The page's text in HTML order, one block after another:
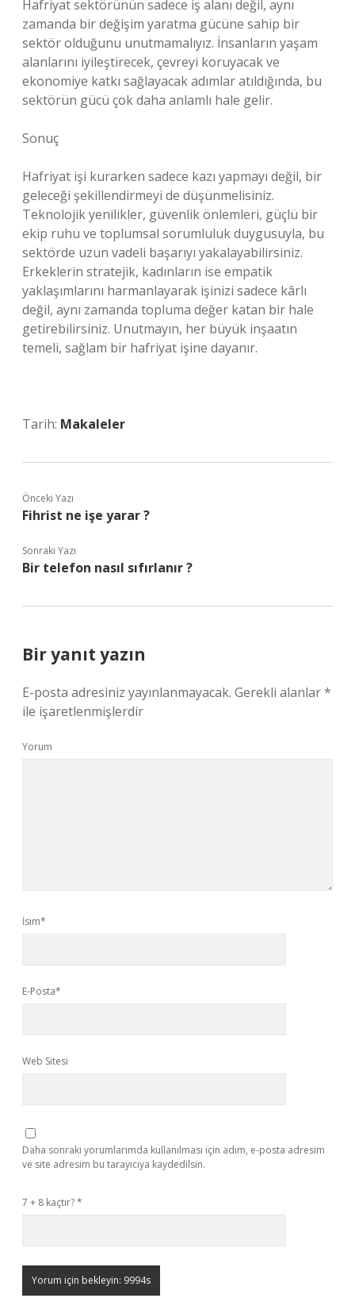
Hafriyat sektörünün sadece iş alanı değil, aynı
zamanda bir değişim yaratma gücüne sahip bir
sektör olduğunu unutmamalıyız. İnsanların yaşam
alanlarını iyileştirecek, çevreyi koruyacak ve
ekonomiye katkı sağlayacak adımlar atıldığında, bu
sektörün gücü çok daha anlamlı hale gelir.
Sonuç
Hafriyat işi kurarken sadece kazı yapmayı değil, bir
geleceği şekillendirmeyi de düşünmelisiniz.
Teknolojik yenilikler, güvenlik önlemleri, güçlü bir
ekip ruhu ve toplumsal sorumluluk duygusuyla, bu
sektörde uzun vadeli başarıyı yakalayabilirsiniz.
Erkeklerin stratejik, kadınların ise empatik
yaklaşımlarını harmanlayarak işinizi sadece kârlı
değil, aynı zamanda topluma değer katan bir hale
getirebilirsiniz. Unutmayın, her büyük inşaatın
temeli, sağlam bir hafriyat işine dayanır.
Tarih: Makaleler
Önceki Yazı
Fihrist ne işe yarar ?
Sonraki Yazı
Bir telefon nasıl sıfırlanır ?
Bir yanıt yazın
E-posta adresiniz yayınlanmayacak. Gerekli alanlar*
ile işaretlenmişlerdir
Yorum
İsim*
E-Posta*
Web Sitesi
Daha sonraki yorumlarımda kullanılması için adım, e-posta adresim
ve site adresim bu tarayıcıya kaydedilsin.
7 + 8 kaçtır?*